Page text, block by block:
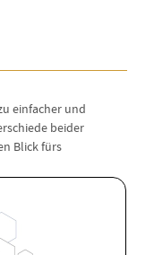
einfacher und
beider
Blick fürs